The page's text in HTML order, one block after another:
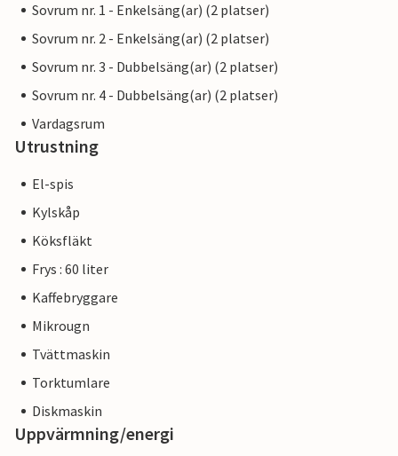
Sovrum nr. 1 - Enkelsäng(ar) (2 platser)
Sovrum nr. 2 - Enkelsäng(ar) (2 platser)
Sovrum nr. 3 - Dubbelsäng(ar) (2 platser)
Sovrum nr. 4 - Dubbelsäng(ar) (2 platser)
Vardagsrum
Utrustning
El-spis
Kylskåp
Köksfläkt
Frys : 60 liter
Kaffebryggare
Mikrougn
Tvättmaskin
Torktumlare
Diskmaskin
Uppvärmning/energi